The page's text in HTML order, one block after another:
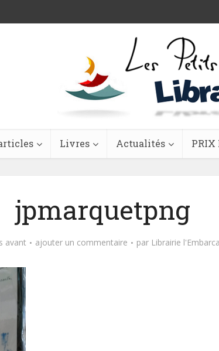
Livres Actualités
jpmarquetpng
avant ajouter un commentaire par Librairie